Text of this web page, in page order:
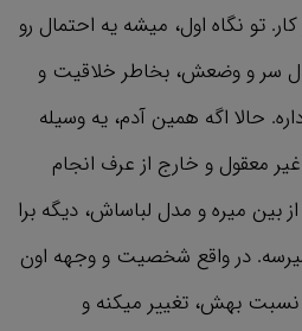
تو نگاه اول، میشه یه احتمال رو
سر و وضعش، بخاطر خلاقیت و
حالا اگه همین آدم، یه وسیله
معقول و خارج از عرف انجام
بین میره و مدل لباساش، دیگه برا
در واقع شخصیت و وجهه اون
نسبت بهش، تغییر میکنه و